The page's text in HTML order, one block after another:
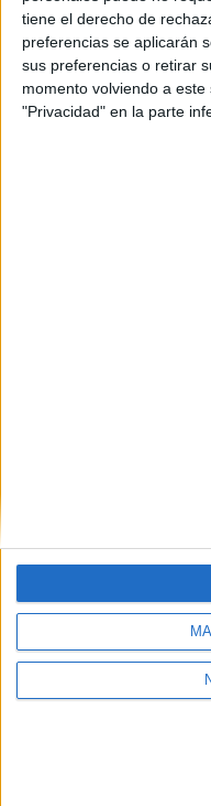
tiene el derecho de
preferencias se aplicarán
sus preferencias o retirar
momento volviendo a
"Privacidad" en la parte
AlbertoMP (no
GRACIAS
Inicio Inicia sesión